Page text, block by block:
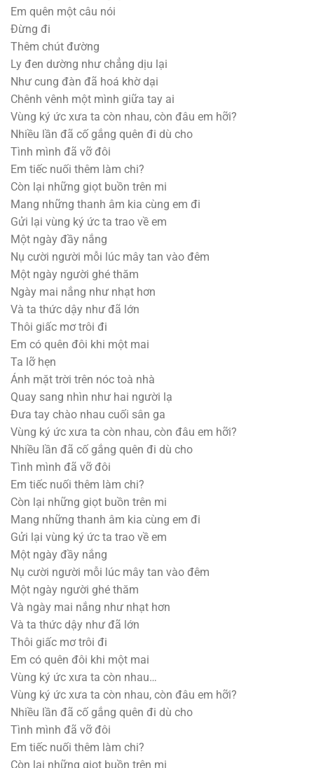
Em quên một câu nói
Đừng đi
Thêm chút đường
Ly đen dường như chẳng dịu lại
Như cung đàn đã hoá khờ dại
Chênh vênh một mình giữa tay ai
Vùng ký ức xưa ta còn nhau, còn đâu em hỡi?
Nhiều lần đã cố gắng quên đi dù cho
Tình mình đã vỡ đôi
Em tiếc nuối thêm làm chi?
Còn lại những giọt buồn trên mi
Mang những thanh âm kia cùng em đi
Gửi lại vùng ký ức ta trao về em
Một ngày đầy nắng
Nụ cười người mỗi lúc mây tan vào đêm
Một ngày người ghé thăm
Ngày mai nắng như nhạt hơn
Và ta thức dậy như đã lớn
Thôi giấc mơ trôi đi
Em có quên đôi khi một mai
Ta lỡ hẹn
Ánh mặt trời trên nóc toà nhà
Quay sang nhìn như hai người lạ
Đưa tay chào nhau cuối sân ga
Vùng ký ức xưa ta còn nhau, còn đâu em hỡi?
Nhiều lần đã cố gắng quên đi dù cho
Tình mình đã vỡ đôi
Em tiếc nuối thêm làm chi?
Còn lại những giọt buồn trên mi
Mang những thanh âm kia cùng em đi
Gửi lại vùng ký ức ta trao về em
Một ngày đầy nắng
Nụ cười người mỗi lúc mây tan vào đêm
Một ngày người ghé thăm
Và ngày mai nắng như nhạt hơn
Và ta thức dậy như đã lớn
Thôi giấc mơ trôi đi
Em có quên đôi khi một mai
Vùng ký ức xưa ta còn nhau…
Vùng ký ức xưa ta còn nhau, còn đâu em hỡi?
Nhiều lần đã cố gắng quên đi dù cho
Tình mình đã vỡ đôi
Em tiếc nuối thêm làm chi?
Còn lại những giọt buồn trên mi